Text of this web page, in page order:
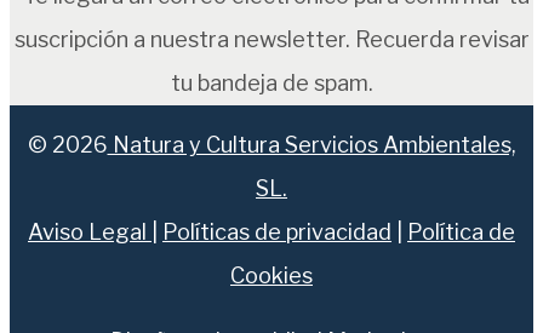
suscripción a nuestra newsletter. Recuerda revisar
tu bandeja de spam.
© 2026 Natura y Cultura Servicios Ambientales,
SL.
Aviso Legal
Políticas de privacidad
Política de
Cookies